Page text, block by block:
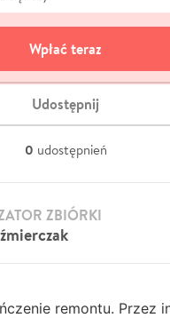
Wpłać teraz
Udostępnij
0 udostępnień
ZBIÓRKI
remontu. Przez